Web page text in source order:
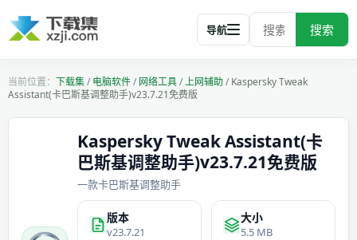
搜索
导航
下载集/电脑软件/网络工具/上网辅助/Kaspersky Tweak
Assistant(卡巴斯基调整助手)v23.7.21免费版
Kaspersky Tweak Assistant(卡
巴斯基调整助手)v23.7.21免费版
一款卡巴斯基调整助手
版本
v23.7.21
大小
5.5 MB